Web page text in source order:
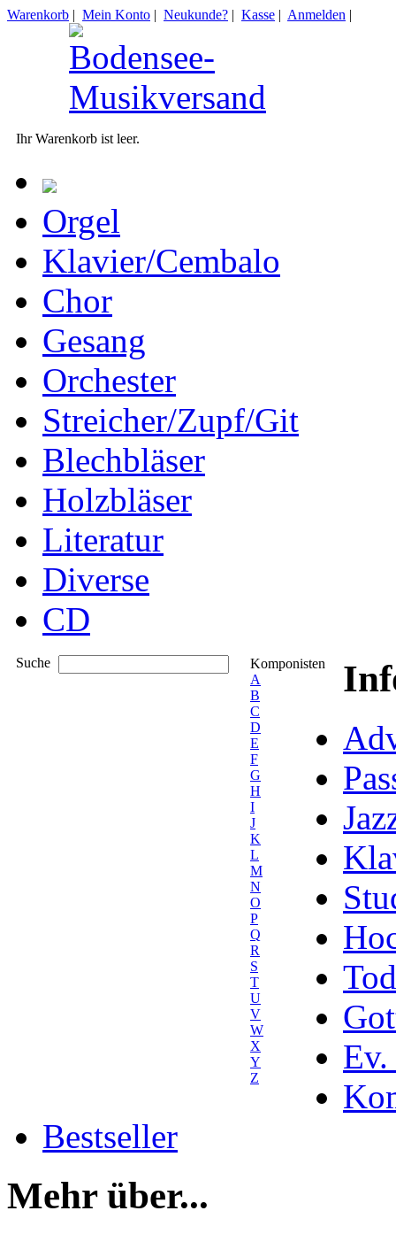
Warenkorb | Mein Konto | Neukunde? | Kasse | Anmelden |
Ihr Warenkorb ist leer.
Orgel
Klavier/Cembalo
Chor
Gesang
Orchester
Streicher/Zupf/Git
Blechbläser
Holzbläser
Literatur
Diverse
CD
Suche
Komponisten
A
B
C
D
E
F
G
H
I
J
K
L
M
N
O
P
Q
R
S
T
U
V
W
X
Y
Z
Ev.
Bestseller
Mehr über...